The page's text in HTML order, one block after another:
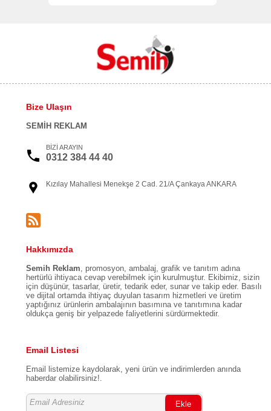
Bize Ulaşın
SEMİH REKLAM
BİZİ ARAYIN
0312 384 44 40
Kızılay Mahallesi Menekşe 2 Cad. 21/A Çankaya ANKARA
Hakkımızda
Semih Reklam, promosyon, ambalaj, grafik ve tanıtım adına
hertürlü ihtiyaca cevap verebilmek için kurulmuştur. Ekibimiz, sizin
için düşünür, tasarlar, üretir, tedarik eder, sunar ve takip eder. Basılı
ve dijital ortamda ihtiyaç duyulan tasarım hizmetleri ve üretim
yaptığınız ürünlerin ambalajının basımına ve tanıtımına kadar
oldukça geniş bir yelpazede faliyetlerini sürdürmektedir.
Email Listesi
Email listemize kaydolarak, yeni ürün ve indirimlerden anında
haberdar olabilirsiniz!.
Ekle